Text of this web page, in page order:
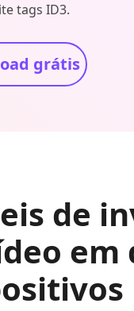
tags ID3.
grátis
de